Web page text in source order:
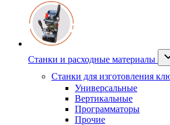
Станки и расходные материалы
Станки для изготовления
Универсальные
Вертикальные
Программаторы
Прочие